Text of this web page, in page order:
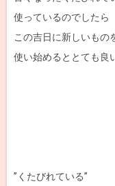
使っているのでしたら
この吉日に新しいもの
使い始めるととても良
”くたびれている”